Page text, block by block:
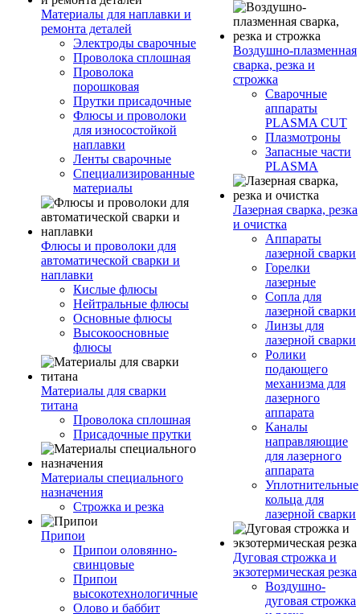
Материалы для наплавки и
ремонта деталей
Электроды сварочные
Проволока сплошная
Проволока
порошковая
Прутки присадочные
Флюсы и проволоки
для износостойкой
наплавки
Ленты сварочные
Специализированные
материалы
Флюсы и проволоки для
автоматической сварки и
наплавки
Кислые флюсы
Нейтральные флюсы
Основные флюсы
Высокоосновные
флюсы
Материалы для сварки
титана
Проволока сплошная
Присадочные прутки
Материалы специального
назначения
Строжка и резка
Припои
Припои оловянно-
свинцовые
Припои
высокотехнологичные
Олово и баббит
Воздушно-плазменная
сварка, резка и
строжка
Сварочные
аппараты
PLASMA CUT
Плазмотроны
Запасные части
PLASMA
Лазерная сварка, резка
и очистка
Аппараты
лазерной сварки
Горелки
лазерные
Сопла для
лазерной сварки
Линзы для
лазерной сварки
Ролики
подающего
механизма для
лазерного
аппарата
Каналы
направляющие
для лазерного
аппарата
Уплотнительные
кольца для
лазерной сварки
Дуговая строжка и
экзотермическая резка
Воздушно-
дуговая строжка